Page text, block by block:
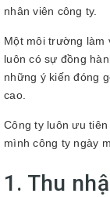
nhân viên công ty.
Một môi trường làm
luôn có sự đồng
những ý kiến đóng
cao.
Công ty luôn ưu
mình công ty ngày
1. Thu